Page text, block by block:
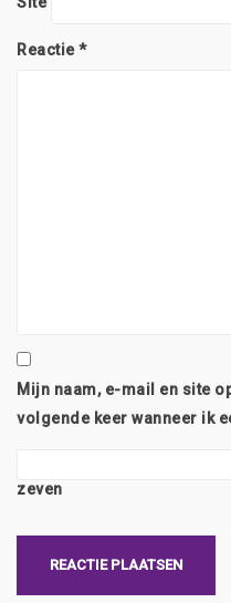
Reactie*
Mijn naam, e-mail en site
volgende keer wanneer ik
zeven